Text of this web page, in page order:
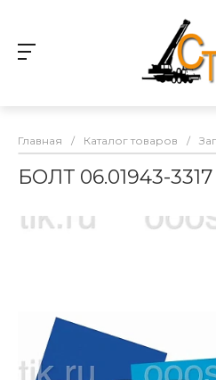
Главная / Каталог товаров /
БОЛТ 06.01943-3317